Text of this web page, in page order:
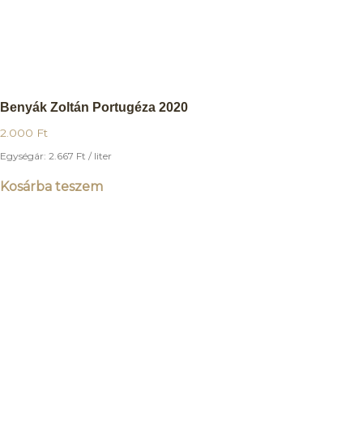
Benyák Zoltán Portugéza 2020
2.000 Ft
Egységár: 2.667 Ft / liter
Kosárba teszem